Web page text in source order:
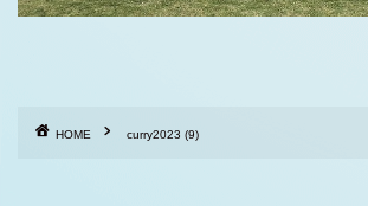
HOME curry2023 (9)